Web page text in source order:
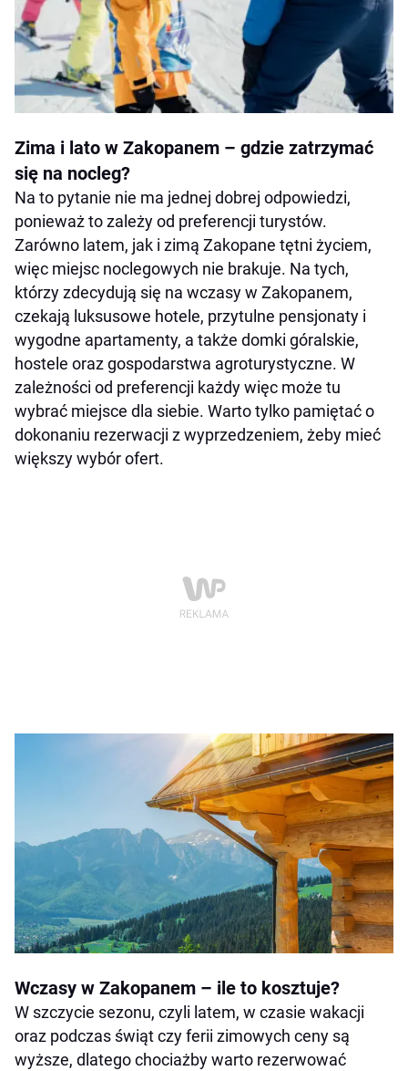
Zima i lato w Zakopanem – gdzie zatrzymać
się na nocleg?
Na to pytanie nie ma jednej dobrej odpowiedzi,
ponieważ to zależy od preferencji turystów.
Zarówno latem, jak i zimą Zakopane tętni życiem,
więc miejsc noclegowych nie brakuje. Na tych,
którzy zdecydują się na wczasy w Zakopanem,
czekają luksusowe hotele, przytulne pensjonaty i
wygodne apartamenty, a także domki góralskie,
hostele oraz gospodarstwa agroturystyczne. W
zależności od preferencji każdy więc może tu
wybrać miejsce dla siebie. Warto tylko pamiętać o
dokonaniu rezerwacji z wyprzedzeniem, żeby mieć
większy wybór ofert.
Wczasy w Zakopanem – ile to kosztuje?
W szczycie sezonu, czyli latem, w czasie wakacji
oraz podczas świąt czy ferii zimowych ceny są
wyższe, dlatego chociażby warto rezerwować